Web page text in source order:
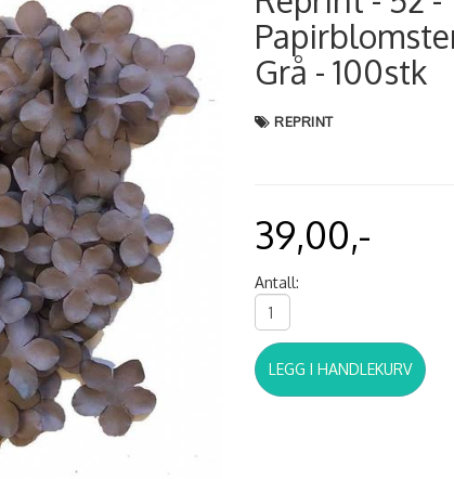
Grå - 100stk
REPRINT
39,00,-
Antall:
LEGG I HANDLEKURV